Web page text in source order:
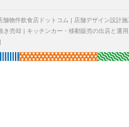
舗物件飲食店ドットコム
店舗デザイン設計
き売却
キッチンカー・移動販売の出店と運